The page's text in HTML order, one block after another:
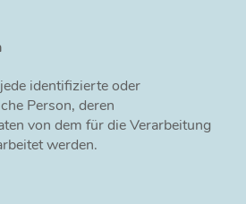
identifizierte oder
Person, deren
von dem für die Verarbeitung
werden.